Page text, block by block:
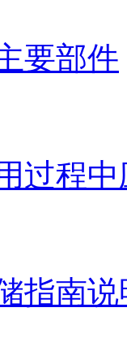
要部件
过程
指南说